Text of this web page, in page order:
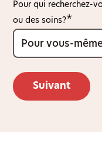
Pour qui recherchez-
ou des soins?